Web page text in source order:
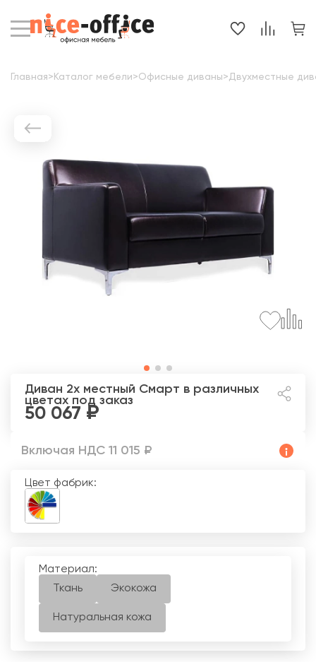
Главная> Каталог мебели>Офисные диваны>Двухместные
Диван 2х местный Смарт в различных
цветах под заказ
50 067
Включая НДС 11 015 ₽
Цвет фабрик:
Материал:
Ткань
Экокожа
Натуральная кожа